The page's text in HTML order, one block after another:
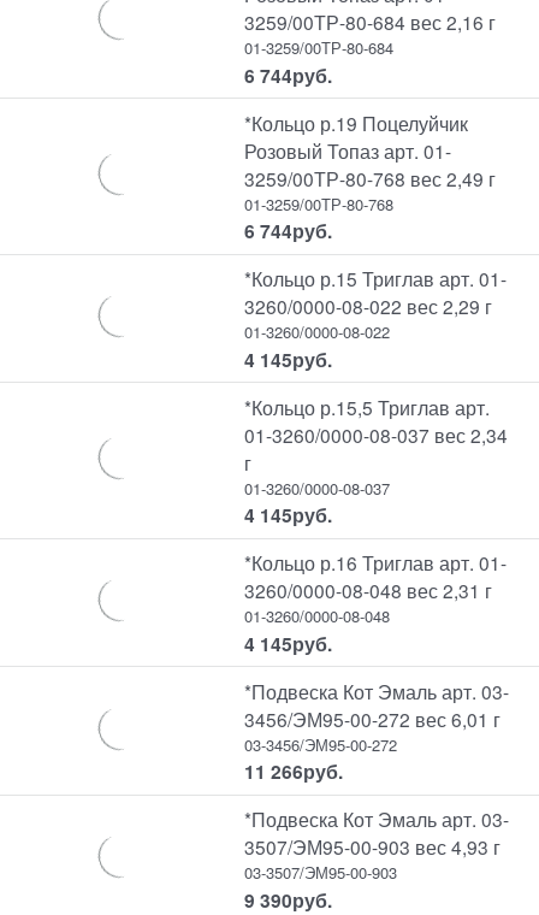
3259/00ТР-80-684 вес 2,16 г
01-3259/00ТР-80-684
6 744руб.
*Кольцо р.19 Поцелуйчик
Розовый Топаз арт. 01-
3259/00ТР-80-768 вес 2,49 г
01-3259/00ТР-80-768
6 744руб.
*Кольцо р.15 Триглав арт. 01-
3260/0000-08-022 вес 2,29 г
01-3260/0000-08-022
4 145руб.
*Кольцо р.15,5 Триглав арт.
01-3260/0000-08-037 вес 2,34
г
01-3260/0000-08-037
4 145руб.
*Кольцо р.16 Триглав арт. 01-
3260/0000-08-048 вес 2,31 г
01-3260/0000-08-048
4 145руб.
*Подвеска Кот Эмаль арт. 03-
3456/ЭМ95-00-272 вес 6,01 г
03-3456/ЭМ95-00-272
11 266руб.
*Подвеска Кот Эмаль арт. 03-
3507/ЭМ95-00-903 вес 4,93 г
03-3507/ЭМ95-00-903
9 390руб.